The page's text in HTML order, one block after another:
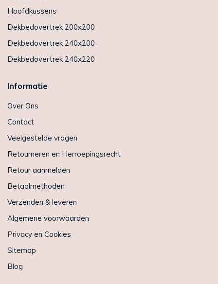
Hoofdkussens
Dekbedovertrek 200x200
Dekbedovertrek 240x200
Dekbedovertrek 240x220
Informatie
Over Ons
Contact
Veelgestelde vragen
Retourneren en Herroepingsrecht
Retour aanmelden
Betaalmethoden
Verzenden & leveren
Algemene voorwaarden
Privacy en Cookies
Sitemap
Blog